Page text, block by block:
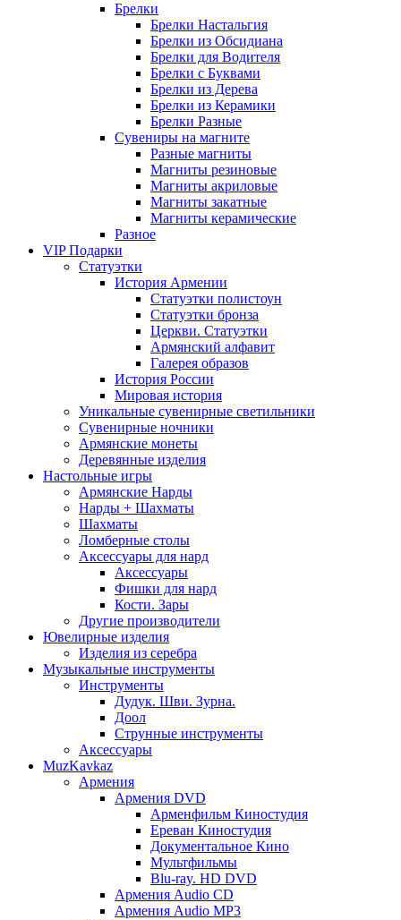
Брелки
Брелки Настальгия
Брелки из Обсидиана
Брелки для Водителя
Брелки с Буквами
Брелки из Дерева
Брелки из Керамики
Брелки Разные
Сувениры на магните
Разные магниты
Магниты резиновые
Магниты акриловые
Магниты закатные
Магниты керамические
Разное
VIP Подарки
Статуэтки
История Армении
Статуэтки полистоун
Статуэтки бронза
Церкви. Статуэтки
Армянский алфавит
Галерея образов
История России
Мировая история
Уникальные сувенирные светильники
Сувенирные ночники
Армянские монеты
Деревянные изделия
Настольные игры
Армянские Нарды
Нарды + Шахматы
Шахматы
Ломберные столы
Аксессуары для нард
Аксессуары
Фишки для нард
Кости. Зары
Другие производители
Ювелирные изделия
Изделия из серебра
Музыкальные инструменты
Инструменты
Дудук. Шви. Зурна.
Доол
Струнные инструменты
Аксессуары
MuzKavkaz
Армения
Армения DVD
Арменфильм Киностудия
Ереван Киностудия
Документальное Кино
Мультфильмы
Blu-ray. HD DVD
Армения Audio CD
Армения Audio MP3